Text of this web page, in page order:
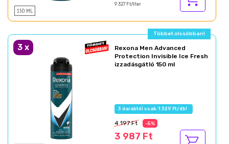
150 ML
9 327 Ft/liter
Többet olcsóbban!
3 x
Rexona Men Advanced
Protection Invisible Ice Fresh
izzadásgátló 150 ml
3 darabtól csak: 1 329 Ft/db!
4 197 Ft -5%
3 987 Ft